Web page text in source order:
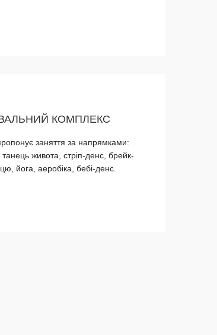
КОМПЛЕКС
заняття за напрямками:
танець живота, стріп-денс, брейк-
йога, аеробіка, бебі-денс.